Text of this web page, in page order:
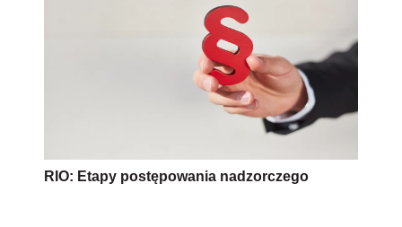
RIO: Etapy postępowania nadzorczego